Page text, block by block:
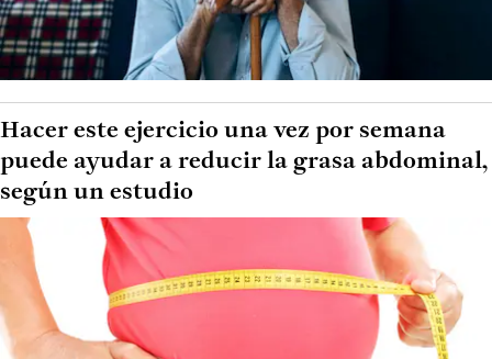
Hacer este ejercicio una vez por semana
puede ayudar a reducir la grasa abdominal,
según un estudio